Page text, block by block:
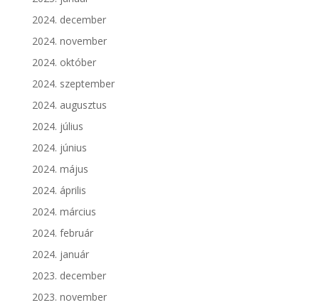
2024. december
2024. november
2024. október
2024. szeptember
2024. augusztus
2024. július
2024. június
2024. május
2024. április
2024. március
2024. február
2024. január
2023. december
2023. november